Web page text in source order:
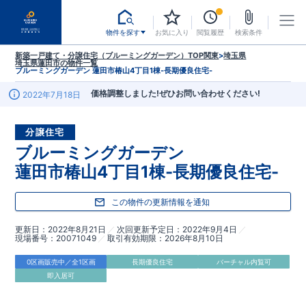
物件を探す お気に入り 閲覧履歴 検索条件
新築一戸建て・分譲住宅（ブルーミングガーデン）TOP関東>埼玉県
埼玉県蓮田市の物件一覧
ブルーミングガーデン 蓮田市椿山4丁目1棟-長期優良住宅-
2022年7月18日 価格調整しました!ぜひお問い合わせください!
分譲住宅
ブルーミングガーデン
蓮田市椿山4丁目1棟-長期優良住宅-
この物件の更新情報を通知
更新日 2022年8月21日 次回更新予定日
2022年9月4日
現場番号
20071049 取引有効期限 2026年8月10日
0区画販売中／全1区画 長期優良住宅
バーチャル内覧可
即入居可